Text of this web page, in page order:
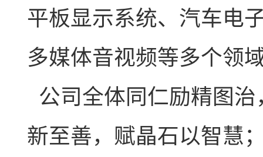
平板显示系统、汽车电
多媒体音视频等多个领
公司全体同仁励精图
新至善，赋晶石以智慧